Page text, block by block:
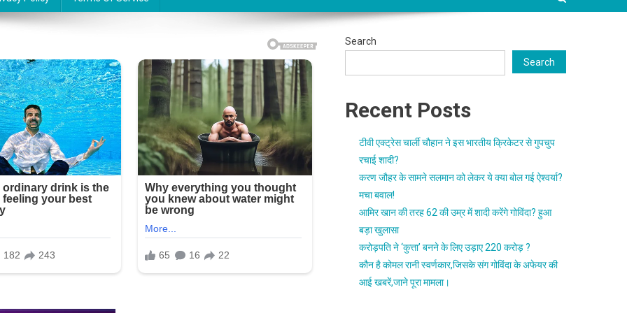
Search
Search
Recent Posts
टीवी एक्ट्रेस चार्ली चौहान ने इस भारतीय क्रिकेटर से गुपचुप
रचाई शादी?
करण जौहर के सामने सलमान को लेकर ये क्या बोल गई ऐश्वर्या?
मचा बवाल!
आमिर खान की तरह 62 की उम्र में शादी करेंगे गोविंदा? हुआ
बड़ा खुलासा
करोड़पति ने ‘कुत्ता’ बनने के लिए उड़ाए 220 करोड़ ?
कौन है कोमल रानी स्वर्णकार,जिसके संग गोविंदा के अफेयर की
आई खबरें,जाने पूरा मामला।